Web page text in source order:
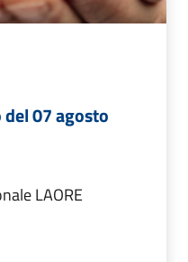
07 agosto
LAORE